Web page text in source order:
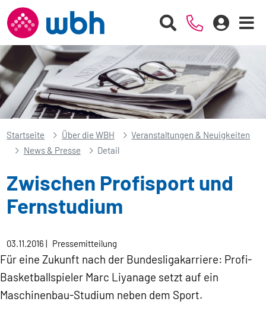
Startseite Über die WBH
Veranstaltungen & Neuigkeiten
News & Presse
Detail
Zwischen Profisport und
Fernstudium
03.11.2016| Pressemitteilung
Für eine Zukunft nach der Bundesligakarriere: Profi-
Basketballspieler Marc Liyanage setzt auf ein
Maschinenbau-Studium neben dem Sport.